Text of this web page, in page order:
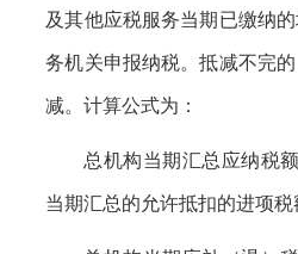
及其他应税服务当期已缴纳
务机关申报纳税。抵减不完
减。计算公式为：
总机构当期汇总应纳税
当期汇总的允许抵扣的进项税